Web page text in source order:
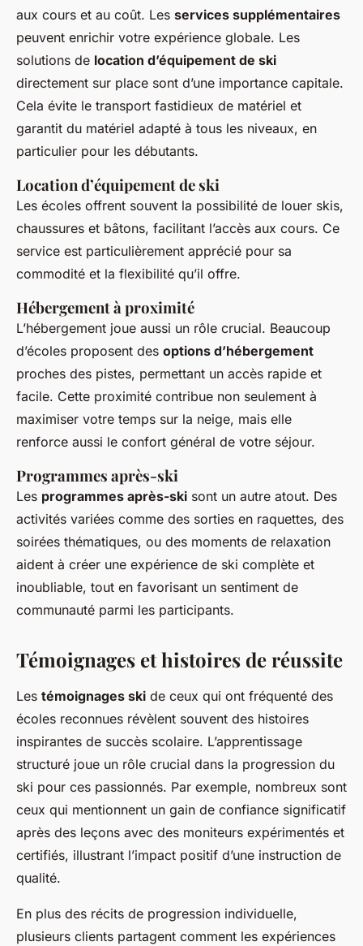
aux cours et au coût. Les services supplémentaires
peuvent enrichir votre expérience globale. Les
solutions de location d’équipement de ski
directement sur place sont d’une importance capitale.
Cela évite le transport fastidieux de matériel et
garantit du matériel adapté à tous les niveaux, en
particulier pour les débutants.
Location d’équipement de ski
Les écoles offrent souvent la possibilité de louer skis,
chaussures et bâtons, facilitant l’accès aux cours. Ce
service est particulièrement apprécié pour sa
commodité et la flexibilité qu’il offre.
Hébergement à proximité
L’hébergement joue aussi un rôle crucial. Beaucoup
d’écoles proposent des options d’hébergement
proches des pistes, permettant un accès rapide et
facile. Cette proximité contribue non seulement à
maximiser votre temps sur la neige, mais elle
renforce aussi le confort général de votre séjour.
Programmes après-ski
Les programmes après-ski sont un autre atout. Des
activités variées comme des sorties en raquettes, des
soirées thématiques, ou des moments de relaxation
aident à créer une expérience de ski complète et
inoubliable, tout en favorisant un sentiment de
communauté parmi les participants.
Témoignages et histoires de réussite
Les témoignages ski de ceux qui ont fréquenté des
écoles reconnues révèlent souvent des histoires
inspirantes de succès scolaire. L’apprentissage
structuré joue un rôle crucial dans la progression du
ski pour ces passionnés. Par exemple, nombreux sont
ceux qui mentionnent un gain de confiance significatif
après des leçons avec des moniteurs expérimentés et
certifiés, illustrant l’impact positif d’une instruction de
qualité.
En plus des récits de progression individuelle,
plusieurs clients partagent comment les expériences